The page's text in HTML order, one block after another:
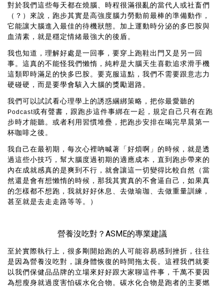
對於我們這些每天都在燒腦、時程很滿很亂的當代人或社畜們
（？）來說，跑步其實是高強度腦力勞動前最棒的準備動作，
它能讓大腦進入最佳的待機狀態。加上運動時分泌的多巴胺與
血清素，就是穩定情緒最強大的後盾。
我也知道，理解好處是一回事，要穿上跑鞋出門又是另一回
事。這真的不能怪我們懶惰，純粹是大腦天生喜歡追求滑手機
這類即時滿足的快多巴胺。要克服這點，我們不需要跟意志力
硬碰硬，而是要學會駭入大腦的獎勵迴路。
我們可以試試看心理學上的誘惑綑綁策略，把你最愛聽的
Podcast或有聲書，跟跑步這件事綁在一起，規定自己只有在跑
步時才能聽。或者利用習慣堆疊，把跑步安排在喝完早晨第一
杯咖啡之後。
我自己在最初期，每次心裡吶喊著「好煩啊」的時候，就是透
過這些小技巧，幫大腦度過初期的適應成本，直到跑步帶來的
內在成就感真的是爽到不行，就會讓這一切變得比較自然（當
然還是會有想懶惰的時候，那我其實真的不會逼自己，如果真
的怎樣都不想跑，我就好好休息、去做瑜珈、去做重量訓練，
甚至就是去走走路等等。）
營養沒吃對？ASME的專業建議
至於實際執行上，很多剛開始跑的人可能容易感到挫折，往往
是因為營養沒吃對，讓身體恢復的時間拖太長。這裡我們就要
以我們保健品品牌的立場來好好跟大家聊這件事，千萬不要因
為想瘦身就過度害怕碳水化合物。碳水化合物是跑者的主要燃